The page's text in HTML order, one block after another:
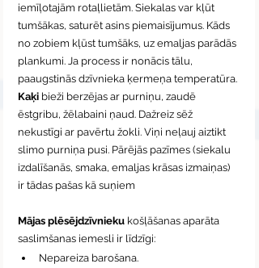
iemīļotajām rotaļlietām. Siekalas var kļūt
tumšākas, saturēt asins piemaisījumus. Kāds
no zobiem kļūst tumšāks, uz emaljas parādās
plankumi. Ja process ir nonācis tālu,
paaugstinās dzīvnieka ķermeņa temperatūra.
Kaķi bieži berzējas ar purniņu, zaudē
ēstgribu, žēlabaini ņaud. Dažreiz sēž
nekustīgi ar pavērtu žokli. Viņi neļauj aiztikt
slimo purniņa pusi. Pārējās pazīmes (siekalu
izdalīšanās, smaka, emaljas krāsas izmaiņas)
ir tādas pašas kā suņiem
Mājas plēsējdzīvnieku košļāšanas aparāta
saslimšanas iemesli ir līdzīgi:
Nepareiza barošana.